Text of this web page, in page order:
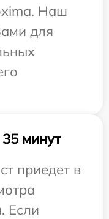
Наш
для
минут
приедет в
Если